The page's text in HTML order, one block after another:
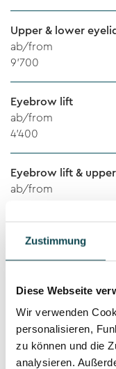
Zustimmung
Diese Webseite
Wir verwenden
personalisieren,
zu können und die
analysieren.
Upper & lower
ab/from
9'700
Eyebrow lift
ab/from
4'400
Eyebrow lift &
ab/from
Eyebrow lift &
ab/from
< TO OVERVIEW